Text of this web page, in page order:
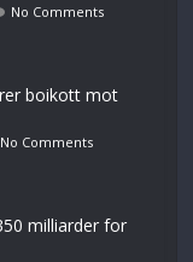
No Comments
boikott mot
No Comments
milliarder for